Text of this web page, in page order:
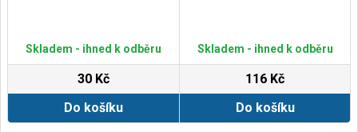
Skladem - ihned k odběru
30 Kč
Do košíku
Skladem - ihned k odběru
116 Kč
Do košíku